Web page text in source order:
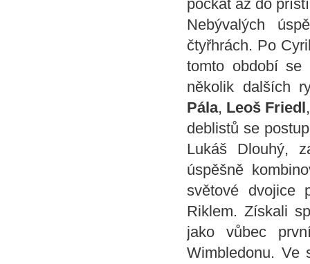
počkat až do
Nebývalých
čtyřhrách. Po
tomto období se
několik dalších
Pála, Leoš Friedl
deblistů se
Lukáš Dlouhý,
úspěšně
světové dvojice
Riklem. Získali
jako vůbec
Wimbledonu. Ve